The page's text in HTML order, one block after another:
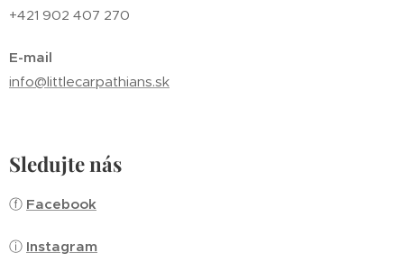
+421 902 407 270
E-mail
info@littlecarpathians.sk
Sledujte nás
ⓕ Facebook
ⓘ Instagram